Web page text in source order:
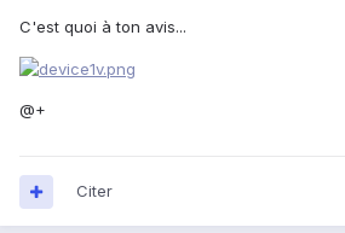
C'est quoi à ton avis...
@+
Citer